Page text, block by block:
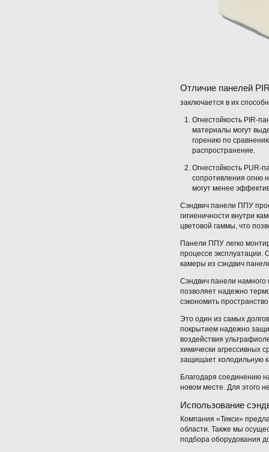
Отличие панелей
заключается в их
Огнестойкость PIR-
материалы могут
горению по
распространение.
Огнестойкость PUR-
сопротивления огню
могут менее
Cэндвич панели ППУ
гигиеничности внутри
цветовой гаммы, что
Панели ППУ легко
процессе эксплуатации.
камеры из сэндвич
Сэндвич панели
позволяет надежно
сэкономить
Это один из самых
покрытием надежно
воздействия
химически агрессивных
защищает холодильную
Благодаря соединению
новом месте. Для этого
Использование
Компания «Тикси»
области. Также мы
подбора оборудования